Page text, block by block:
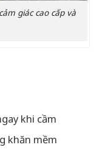
giác cao cấp và
khi cầm
khăn mềm